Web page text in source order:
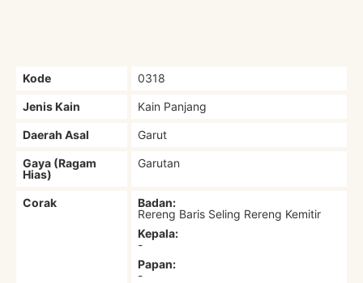
Kode 0318
Jenis Kain Kain Panjang
Daerah Asal Garut
Gaya (Ragam
Hias)
Garutan
Corak
Badan:
Rereng Baris Seling Rereng Kemitir
Kepala:
-
Papan:
-